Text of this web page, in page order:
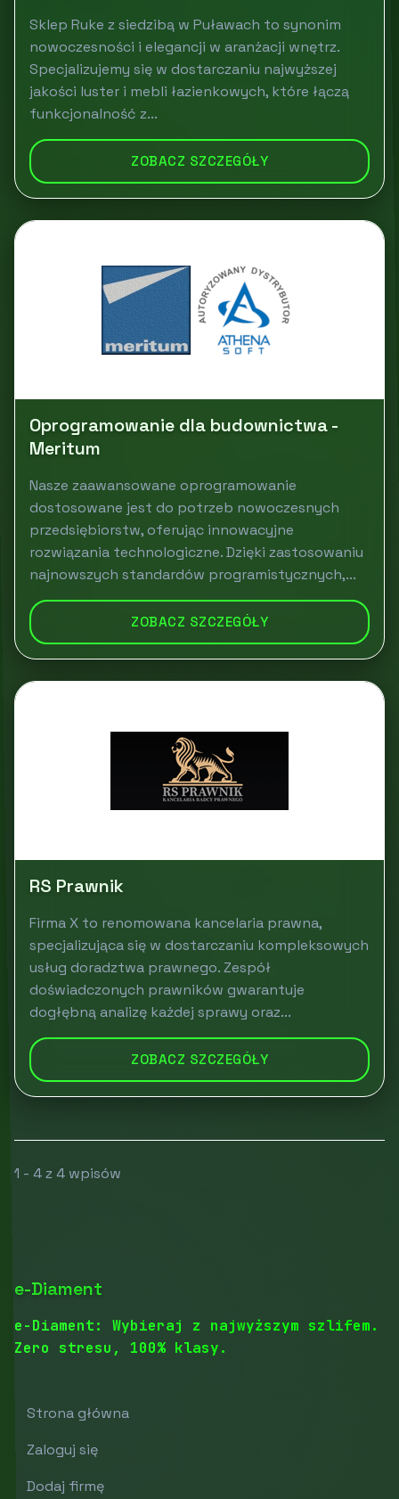
Sklep Ruke z siedzibą w Puławach to synonim
nowoczesności i elegancji w aranżacji wnętrz.
Specjalizujemy się w dostarczaniu najwyższej
jakości luster i mebli łazienkowych, które łączą
funkcjonalność z...
ZOBACZ SZCZEGÓŁY
Oprogramowanie dla budownictwa -
Meritum
Nasze zaawansowane oprogramowanie
dostosowane jest do potrzeb nowoczesnych
przedsiębiorstw, oferując innowacyjne
rozwiązania technologiczne. Dzięki zastosowaniu
najnowszych standardów programistycznych,...
ZOBACZ SZCZEGÓŁY
RS Prawnik
Firma X to renomowana kancelaria prawna,
specjalizująca się w dostarczaniu kompleksowych
usług doradztwa prawnego. Zespół
doświadczonych prawników gwarantuje
dogłębną analizę każdej sprawy oraz...
ZOBACZ SZCZEGÓŁY
1 - 4 z 4 wpisów
e-Diament
e-Diament: Wybieraj z najwyższym szlifem.
Zero stresu, 100% klasy.
Strona główna
Zaloguj się
Dodaj firmę